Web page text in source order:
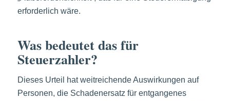
erforderlich wäre.
Was bedeutet das für
Steuerzahler?
Dieses Urteil hat weitreichende Auswirkungen auf
Personen, die Schadenersatz für entgangenes